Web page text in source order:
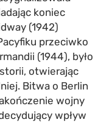
koniec
(1942)
przeciwko
(1944), było
otwierając
Bitwa o Berlin
wojny
wpływ